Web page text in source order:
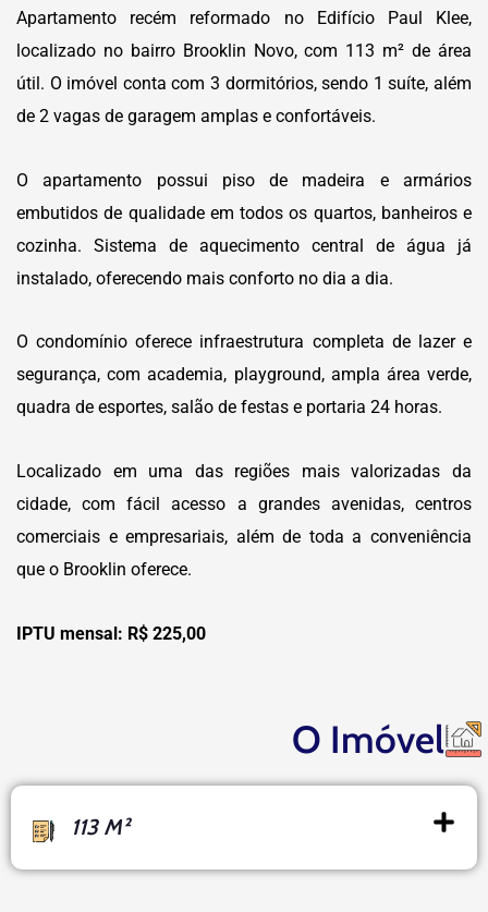
Apartamento recém reformado no Edifício Paul Klee,
localizado no bairro Brooklin Novo, com 113 m² de área
útil. O imóvel conta com 3 dormitórios, sendo 1 suíte, além
de 2 vagas de garagem amplas e confortáveis.
O apartamento possui piso de madeira e armários
embutidos de qualidade em todos os quartos, banheiros e
cozinha. Sistema de aquecimento central de água já
instalado, oferecendo mais conforto no dia a dia.
O condomínio oferece infraestrutura completa de lazer e
segurança, com academia, playground, ampla área verde,
quadra de esportes, salão de festas e portaria 24 horas.
Localizado em uma das regiões mais valorizadas da
cidade, com fácil acesso a grandes avenidas, centros
comerciais e empresariais, além de toda a conveniência
que o Brooklin oferece.
IPTU mensal: R$ 225,00
O Imóvel
113 M²